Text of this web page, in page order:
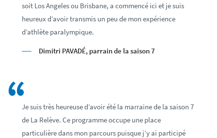
soit Los Angeles ou Brisbane, a commencé ici et je suis
heureux d’avoir transmis un peu de mon expérience
d’athlète paralympique.
Dimitri PAVADÉ, parrain de la saison 7
Je suis très heureuse d’avoir été la marraine de la saison 7
de La Relève. Ce programme occupe une place
particulière dans mon parcours puisque j’y ai participé